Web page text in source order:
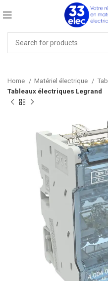
Home Matériel électrique
Tableaux électriques Legrand